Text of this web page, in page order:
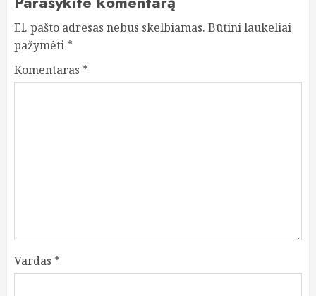
El. pašto adresas nebus skelbiamas. Būtini laukeliai
pažymėti *
Komentaras *
Vardas *